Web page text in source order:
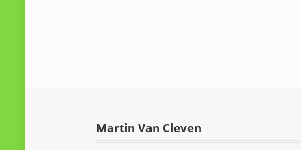
Martin Van Cleven